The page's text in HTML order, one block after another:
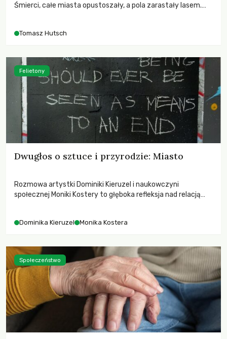
Śmierci, całe miasta opustoszały, a pola zarastały lasem.
największych katastrof w swoich dziejach.
Tomasz Hutsch
Dwugłos o sztuce i przyrodzie: Miasto
Rozmowa artystki Dominiki Kieruzel i naukowczyni
społecznej Moniki Kostery to głęboka refleksja nad relacją
Dominika Kieruzel Monika Kostera
Felietony
Społeczeństwo